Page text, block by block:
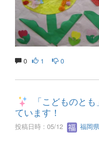
0 1 0
「こどものと
ています！
投稿日時 : 05/12 福岡